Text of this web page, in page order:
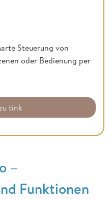
Steuerung von
oder Bedienung per
tink
–
Funktionen